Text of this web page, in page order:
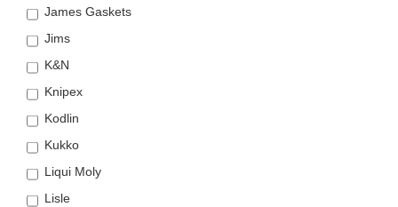
James Gaskets
Jims
K&N
Knipex
Kodlin
Kukko
Liqui Moly
Lisle